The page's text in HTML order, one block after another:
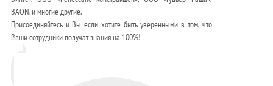
BAON. и многие другие.
Присоединяйтесь и Вы если хотите быть уверенными в том, что
Ваши сотрудники получат знания на 100%!